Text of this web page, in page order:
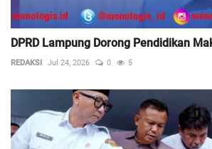
DPRD Lampung Dorong Pendidikan
REDAKSI Jul 24, 2026 0 5